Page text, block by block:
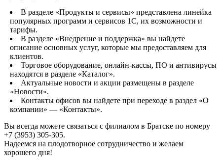
В разделе «Продукты и сервисы» представлена линейка
популярных программ и сервисов 1С, их возможности и
тарифы.
В разделе «Внедрение и поддержка» вы найдете
описание основных услуг, которые мы предоставляем для
клиентов.
Торговое оборудование, онлайн-кассы, ПО и антивирусы
находятся в разделе «Каталог».
Актуальные новости и акции размещены в разделе
«Новости».
Контакты офисов вы найдете при переходе в раздел «О
компании» — «Контакты».
Вы всегда можете связаться с филиалом в Братске по номеру
+7 (3953) 305-305.
Надеемся на плодотворное сотрудничество и желаем
хорошего дня!